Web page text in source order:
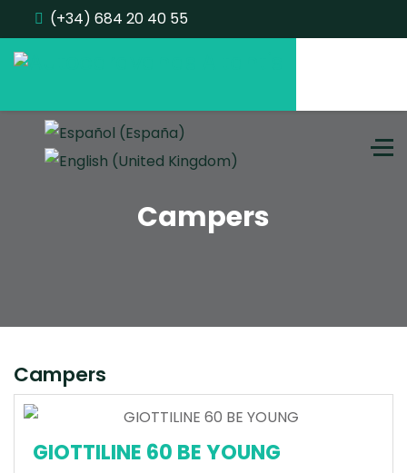
(+34) 684 20 40 55
Seleccione su idioma
Campers
Campers
GIOTTILINE 60 BE YOUNG